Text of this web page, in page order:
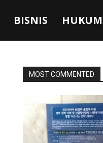
BISNIS HUKUM
MOST COMMENTED